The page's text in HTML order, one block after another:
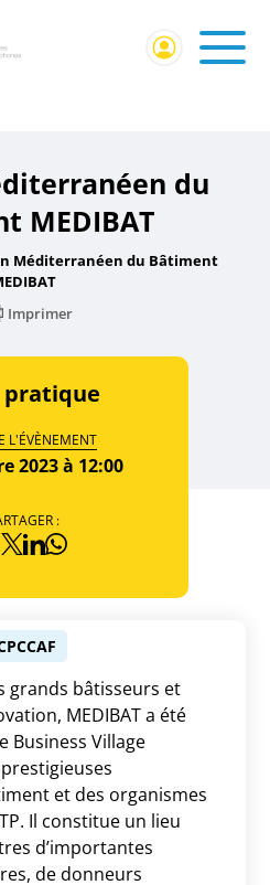
du
MEDIBAT
Méditerranéen du Bâtiment
Imprimer
pratique
L'ÉVÈNEMENT
2023 à 12:00
:
grands bâtisseurs et
MEDIBAT a été
Business Village
et des organismes
Il constitue un lieu
d’importantes
de donneurs